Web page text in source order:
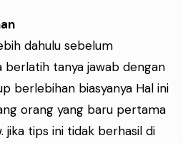
dahulu sebelum
berlatih tanya jawab dengan
berlebihan biasyanya Hal ini
orang yang baru pertama
jika tips ini tidak berhasil di